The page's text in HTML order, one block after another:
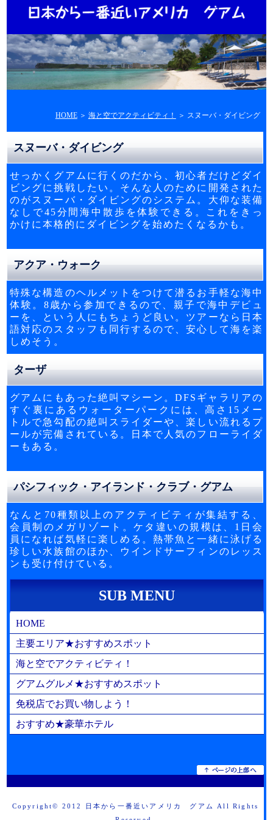
HOME＞ 海と空でアクティビティ！ ＞ スヌーバ・ダイビング
スヌーバ・ダイビング
せっかくグアムに行くのだから、初心者だけどダイ
ビングに挑戦したい。そんな人のために開発された
のがスヌーバ・ダイビングのシステム。大仰な装備
なしで45分間海中散歩を体験できる。これをきっ
かけに本格的にダイビングを始めたくなるかも。
アクア・ウォーク
特殊な構造のヘルメットをつけて潜るお手軽な海中
体験。8歳から参加できるので、親子で海中デビュ
ーを、という人にもちょうど良い。ツアーなら日本
語対応のスタッフも同行するので、安心して海を楽
しめそう。
ターザ
グアムにもあった絶叫マシーン。DFSギャラリアの
すぐ裏にあるウォーターパークには、高さ15メー
トルで急勾配の絶叫スライダーや、楽しい流れるプ
ールが完備されている。日本で人気のフローライダ
ーもある。
パシフィック・アイランド・クラブ・グアム
なんと70種類以上のアクティビティが集結する、
会員制のメガリゾート。ケタ違いの規模は、1日会
員になれば気軽に楽しめる。熱帯魚と一緒に泳げる
珍しい水族館のほか、ウインドサーフィンのレッス
ンも受け付けている。
SUB MENU
HOME
主要エリア★おすすめスポット
海と空でアクティビティ！
グアムグルメ★おすすめスポット
免税店でお買い物しよう！
おすすめ★豪華ホテル
Copyright© 2012 日本から一番近いアメリカ グアム
All Rights